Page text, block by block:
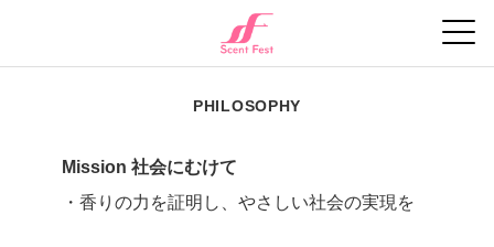
PHILOSOPHY
Mission 社会にむけて
・香りの力を証明し、やさしい社会の実現を